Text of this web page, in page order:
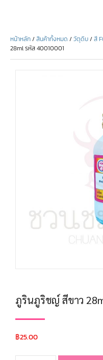
หน้าหลัก/สินค้าทั้งหมด /วัตุดิบ/สี
28ml รหัส 40010001
ภูรินภูริชญ์ สีขาว
฿25.00